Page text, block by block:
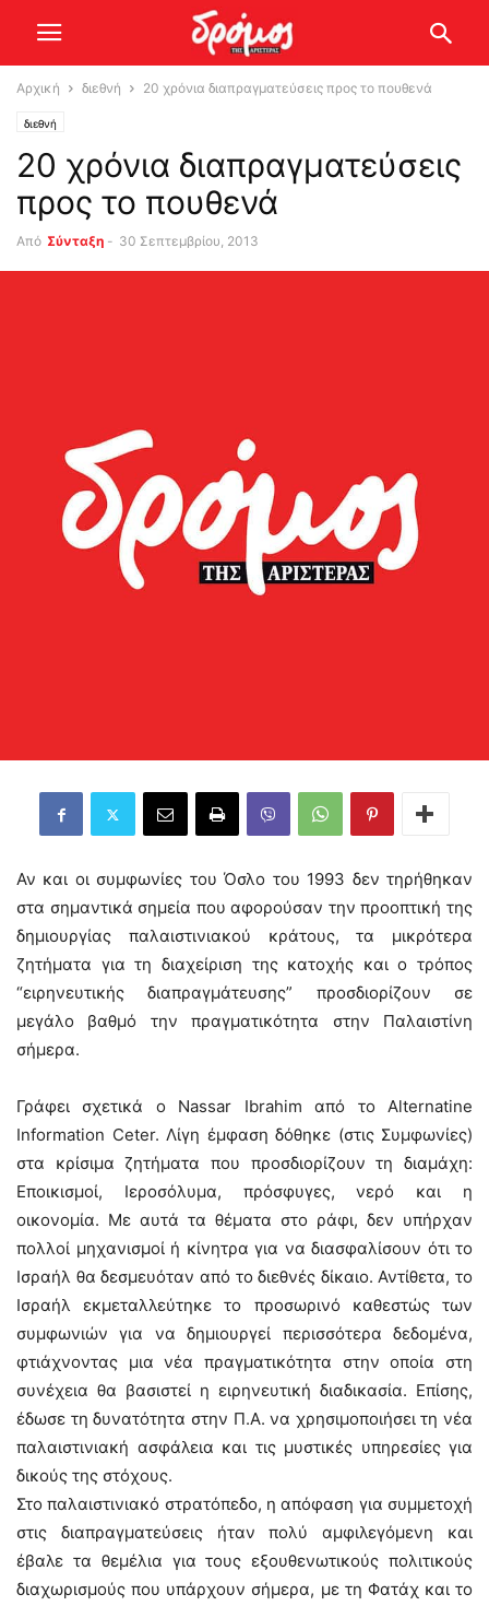
Αρχική διεθνή 20 χρόνια διαπραγματεύσεις προς το πουθενά
διεθνή
20 χρόνια διαπραγματεύσεις
προς το πουθενά
Από Σύνταξη - 30 Σεπτεμβρίου, 2013
Αν και οι συμφωνίες του Όσλο του 1993 δεν τηρήθηκαν
στα σημαντικά σημεία που αφορούσαν την προοπτική της
δημιουργίας παλαιστινιακού κράτους, τα μικρότερα
ζητήματα για τη διαχείριση της κατοχής και ο τρόπος
“ειρηνευτικής διαπραγμάτευσης” προσδιορίζουν σε
μεγάλο βαθμό την πραγματικότητα στην Παλαιστίνη
σήμερα.
Γράφει σχετικά ο Nassar Ibrahim από το Alternatine
Information Ceter. Λίγη έμφαση δόθηκε (στις Συμφωνίες)
στα κρίσιμα ζητήματα που προσδιορίζουν τη διαμάχη:
Εποικισμοί, Ιεροσόλυμα, πρόσφυγες, νερό και η
οικονομία. Με αυτά τα θέματα στο ράφι, δεν υπήρχαν
πολλοί μηχανισμοί ή κίνητρα για να διασφαλίσουν ότι το
Ισραήλ θα δεσμευόταν από το διεθνές δίκαιο. Αντίθετα, το
Ισραήλ εκμεταλλεύτηκε το προσωρινό καθεστώς των
συμφωνιών για να δημιουργεί περισσότερα δεδομένα,
φτιάχνοντας μια νέα πραγματικότητα στην οποία στη
συνέχεια θα βασιστεί η ειρηνευτική διαδικασία. Επίσης,
έδωσε τη δυνατότητα στην Π.Α. να χρησιμοποιήσει τη νέα
παλαιστινιακή ασφάλεια και τις μυστικές υπηρεσίες για
δικούς της στόχους.
Στο παλαιστινιακό στρατόπεδο, η απόφαση για συμμετοχή
στις διαπραγματεύσεις ήταν πολύ αμφιλεγόμενη και
έβαλε τα θεμέλια για τους εξουθενωτικούς πολιτικούς
διαχωρισμούς που υπάρχουν σήμερα, με τη Φατάχ και το